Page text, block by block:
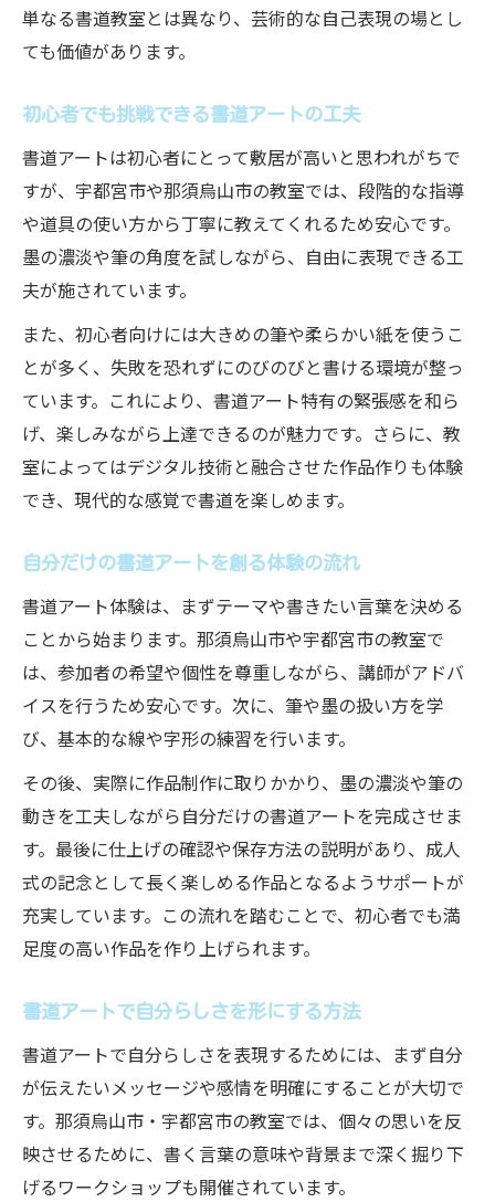
単なる書道教室とは異なり、芸術的な自己表現の場とし
ても価値があります。
初心者でも挑戦できる書道アートの工夫
書道アートは初心者にとって敷居が高いと思われがちで
すが、宇都宮市や那須烏山市の教室では、段階的な指導
や道具の使い方から丁寧に教えてくれるため安心です。
墨の濃淡や筆の角度を試しながら、自由に表現できる工
夫が施されています。
また、初心者向けには大きめの筆や柔らかい紙を使うこ
とが多く、失敗を恐れずにのびのびと書ける環境が整っ
ています。これにより、書道アート特有の緊張感を和ら
げ、楽しみながら上達できるのが魅力です。さらに、教
室によってはデジタル技術と融合させた作品作りも体験
でき、現代的な感覚で書道を楽しめます。
自分だけの書道アートを創る体験の流れ
書道アート体験は、まずテーマや書きたい言葉を決める
ことから始まります。那須烏山市や宇都宮市の教室で
は、参加者の希望や個性を尊重しながら、講師がアドバ
イスを行うため安心です。次に、筆や墨の扱い方を学
び、基本的な線や字形の練習を行います。
その後、実際に作品制作に取りかかり、墨の濃淡や筆の
動きを工夫しながら自分だけの書道アートを完成させま
す。最後に仕上げの確認や保存方法の説明があり、成人
式の記念として長く楽しめる作品となるようサポートが
充実しています。この流れを踏むことで、初心者でも満
足度の高い作品を作り上げられます。
書道アートで自分らしさを形にする方法
書道アートで自分らしさを表現するためには、まず自分
が伝えたいメッセージや感情を明確にすることが大切で
す。那須烏山市・宇都宮市の教室では、個々の思いを反
映させるために、書く言葉の意味や背景まで深く掘り下
げるワークショップも開催されています。